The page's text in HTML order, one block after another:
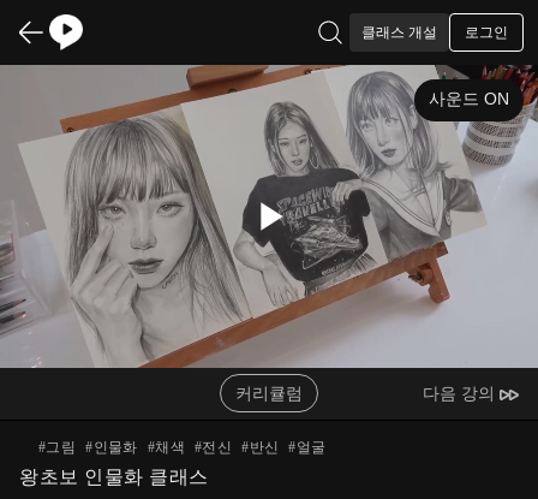
클래스 개설 로그인
Play
Video
사운드 ON
커리큘럼 다음 강의
#그림 #인물화 #채색 #전신 #반신 #얼굴
왕초보 인물화 클래스